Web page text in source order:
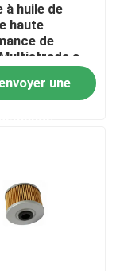
à huile de
haute
de
a
pour
une